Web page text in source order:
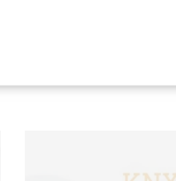
Unser Experte erklärt Ihnen
Sensoren von STEINEL